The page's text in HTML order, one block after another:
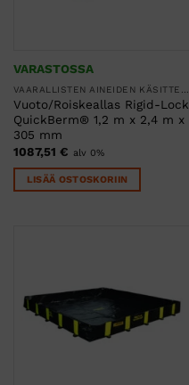
VARASTOSSA
Vuoto/Roiskeallas Rigid-Lock
QuickBerm® 1,2 m x 2,4 m x
305 mm
1087,51 € alv 0%
LISÄÄ OSTOSKORIIN